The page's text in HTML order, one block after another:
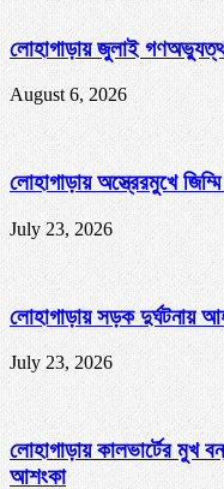
লোহাগাড়ায় জুলাই
August 6, 2026
লোহাগাড়ায় অস্ত্রেরমুখে
July 23, 2026
লোহাগাড়ায় সড়ক দুর্ঘটনায়
July 23, 2026
লোহাগাড়ায় কালভার্টের মুখ
আশংকা